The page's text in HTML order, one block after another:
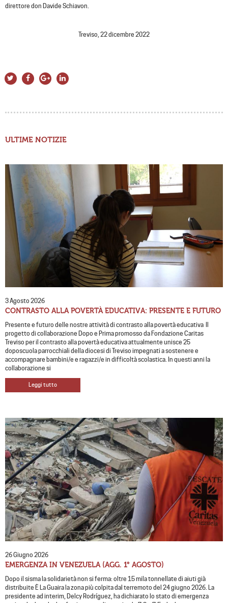
direttore don Davide Schiavon.
Treviso, 22 dicembre 2022
ULTIME NOTIZIE
3 Agosto 2026
CONTRASTO ALLA POVERTÀ EDUCATIVA: PRESENTE E FUTURO
Presente e futuro delle nostre attività di contrasto alla povertà educativa Il
progetto di collaborazione Dopo e Prima promosso da Fondazione Caritas
Treviso per il contrasto alla povertà educativa attualmente unisce 25
doposcuola parrocchiali della diocesi di Treviso impegnati a sostenere e
accompagnare bambini/e e ragazzi/e in difficoltà scolastica. In questi anni la
collaborazione si
Leggi tutto
26 Giugno 2026
EMERGENZA IN VENEZUELA (AGG. 1° AGOSTO)
Dopo il sisma la solidarietà non si ferma: oltre 15 mila tonnellate di aiuti già
distribuite È La Guaira la zona più colpita dal terremoto del 24 giugno 2026. La
presidente ad interim, Delcy Rodríguez, ha dichiarato lo stato di emergenza